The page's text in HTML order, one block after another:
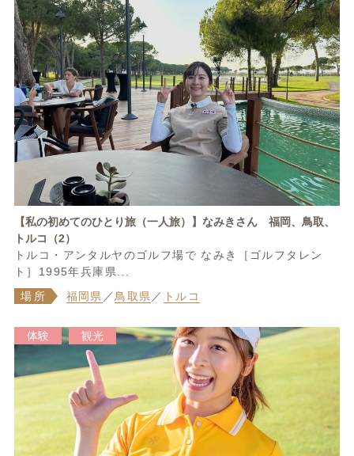
【私の初めてのひとり旅（一人旅）】なみきさん 福岡、鳥取、
トルコ（2）
トルコ・アンタルヤのゴルフ場で なみき［ゴルフタレン
ト］1995年兵庫県...
場所
福岡県 ／ 鳥取県 ／ トルコ
体験 観光